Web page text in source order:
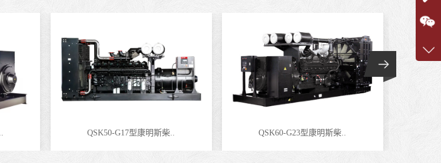
QSK50-G17型康明斯柴.. QSK60-G23型康明斯柴..
咨询
客服